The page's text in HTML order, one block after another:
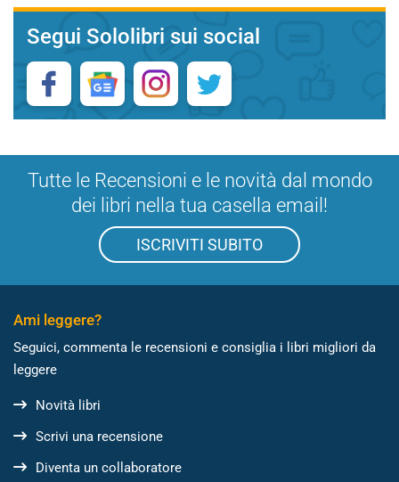
Segui Sololibri sui social
Tutte le Recensioni e le novità dal mondo
dei libri nella tua casella email!
ISCRIVITI SUBITO
Ami leggere?
Seguici, commenta le recensioni e consiglia i libri migliori da
leggere
Novità libri
Scrivi una recensione
Diventa un collaboratore